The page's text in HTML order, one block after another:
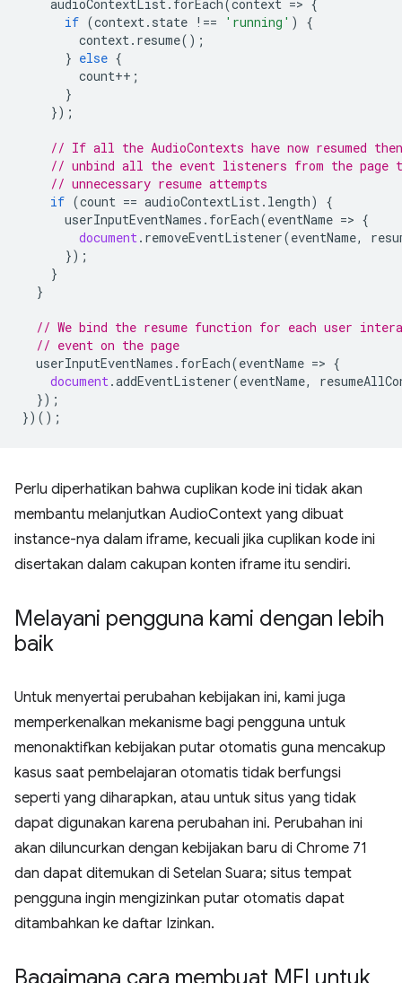
audioContextList. forEach(context => {
if (context. state !== 'running' )
{
context. resume();
} else {
count++ ;
}
});
// If all the AudioContexts have now resumed
// unbind all the event listeners from the page
// unnecessary resume attempts
if (count == audioContextList. length)
{
userInputEventNames . forEach(eventName => {
document. removeEventListener(eventName,
});
}
}
// We bind the resume function for each user
// event on the page
userInputEventNames . forEach(eventName => {
document.addEventListener(eventName,
});
})();
Perlu diperhatikan bahwa cuplikan kode ini tidak akan
membantu melanjutkan AudioContext yang dibuat
instance-nya dalam iframe, kecuali jika cuplikan kode ini
disertakan dalam cakupan konten iframe itu sendiri.
Melayani pengguna kami dengan lebih
baik
Untuk menyertai perubahan kebijakan ini, kami juga
memperkenalkan mekanisme bagi pengguna untuk
menonaktifkan kebijakan putar otomatis guna mencakup
kasus saat pembelajaran otomatis tidak berfungsi
seperti yang diharapkan, atau untuk situs yang tidak
dapat digunakan karena perubahan ini. Perubahan ini
akan diluncurkan dengan kebijakan baru di Chrome 71
dan dapat ditemukan di Setelan Suara; situs tempat
pengguna ingin mengizinkan putar otomatis dapat
ditambahkan ke daftar Izinkan.
Bagaimana cara membuat MEI untuk